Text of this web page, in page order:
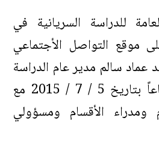
للدراسة السريانية في
موقع التواصل الأجتماعي
سالم مدير عام الدراسة
السريانية عقد أجتماعاً بتاريخ 5 / 7 / 2015 مع
ومدراء الأقسام ومسؤولي